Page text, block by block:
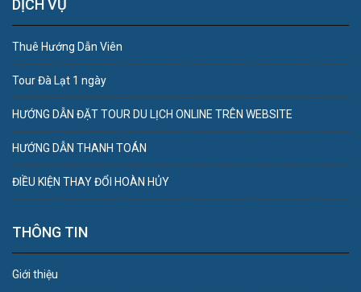
DỊCH VỤ
Thuê Hướng Dẫn Viên
Tour Đà Lạt 1 ngày
HƯỚNG DẪN ĐẶT TOUR DU LỊCH ONLINE TRÊN WEBSITE
HƯỚNG DẪN THANH TOÁN
ĐIỀU KIỆN THAY ĐỔI HOÀN HỦY
THÔNG TIN
Giới thiệu